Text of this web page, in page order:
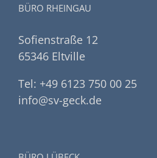
BÜRO RHEINGAU
Sofienstraße 12
65346 Eltville
Tel: +49 6123 750 00 25
info@sv-geck.de